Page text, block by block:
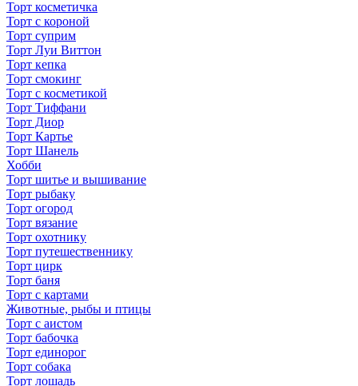
Торт косметичка
Торт с короной
Торт суприм
Торт Луи Виттон
Торт кепка
Торт смокинг
Торт с косметикой
Торт Тиффани
Торт Диор
Торт Картье
Торт Шанель
Хобби
Торт шитье и вышивание
Торт рыбаку
Торт огород
Торт вязание
Торт охотнику
Торт путешественнику
Торт цирк
Торт баня
Торт с картами
Животные, рыбы и птицы
Торт с аистом
Торт бабочка
Торт единорог
Торт собака
Торт лошадь